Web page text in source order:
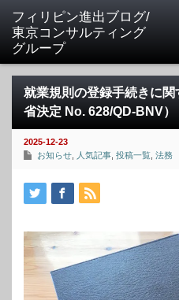
フィリピン進出ブログ/
東京コンサルティング
グループ
就業規則の登録手続きに
省決定 No. 628/QD-BNV）
2025-12-23
お知らせ
人気記事 投稿一覧 法務